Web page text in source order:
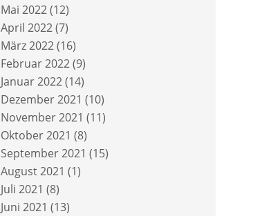
Mai 2022(12)
April 2022(7)
März 2022(16)
Februar 2022(9)
Januar 2022(14)
Dezember 2021 (10)
November 2021 (11)
Oktober 2021 (8)
September 2021 (15)
August 2021 (1)
Juli 2021 (8)
Juni 2021 (13)